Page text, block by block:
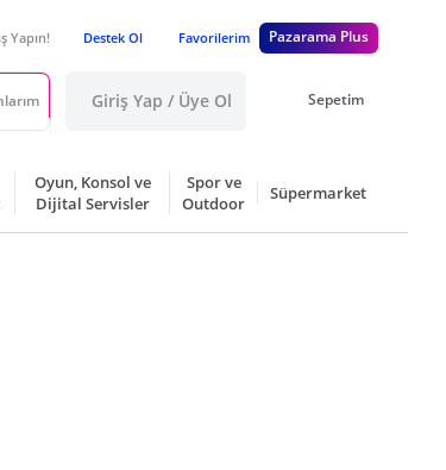
Yapın! Destek Ol Favorilerim Pazarama Plus
Giriş Yap / Üye Ol Sepetim
Oyun, Konsol ve
Dijital Servisler
Spor ve
Outdoor
Süpermarket